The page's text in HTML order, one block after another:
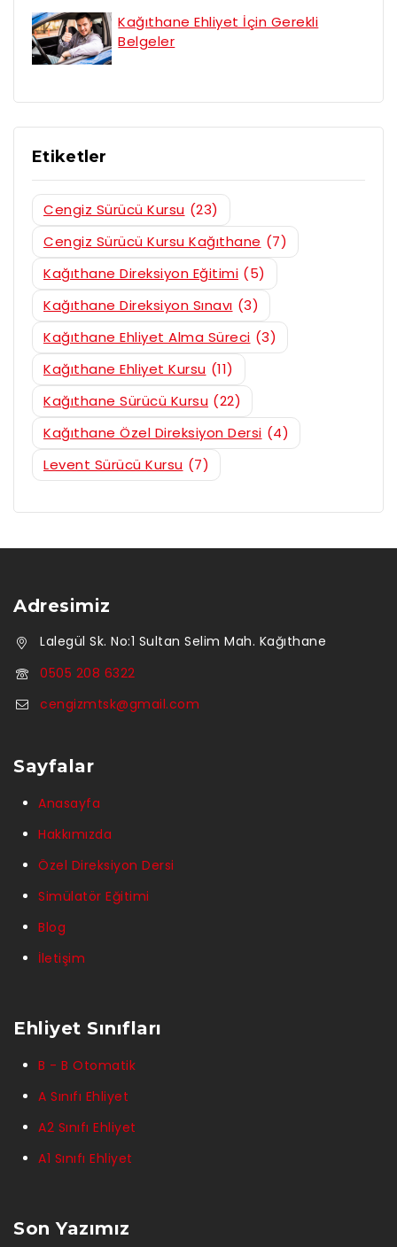
Kağıthane Ehliyet İçin Gerekli
Belgeler
Etiketler
Cengiz Sürücü Kursu (23)
Cengiz Sürücü Kursu Kağıthane (7)
Kağıthane Direksiyon Eğitimi (5)
Kağıthane Direksiyon Sınavı (3)
Kağıthane Ehliyet Alma Süreci (3)
Kağıthane Ehliyet Kursu (11)
Kağıthane Sürücü Kursu (22)
Kağıthane Özel Direksiyon Dersi (4)
Levent Sürücü Kursu (7)
Adresimiz
Lalegül Sk. No:1 Sultan Selim Mah. Kağıthane
0505 208 6322
cengizmtsk@gmail.com
Sayfalar
Anasayfa
Hakkımızda
Özel Direksiyon Dersi
Simülatör Eğitimi
Blog
İletişim
Ehliyet Sınıfları
B - B Otomatik
A Sınıfı Ehliyet
A2 Sınıfı Ehliyet
A1 Sınıfı Ehliyet
Son Yazımız